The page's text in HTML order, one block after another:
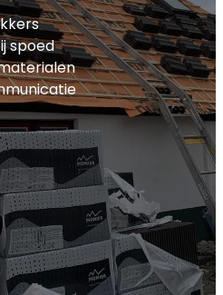
spoed